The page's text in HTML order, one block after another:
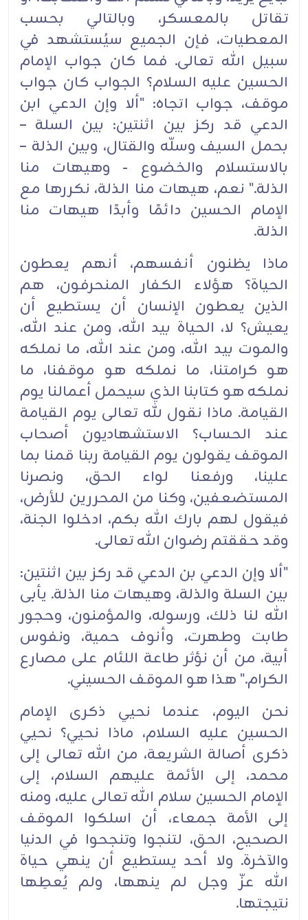
تقاتل بالمعسكر، وبالتالي بحسب
المعطيات، فإن الجميع سيُستشهد في
‏سبيل ‏الله تعالى.‏ فما كان جواب الإمام
الحسين عليه السلام؟ الجواب كان جواب
موقف، جواب اتجاه:‏ ‏"ألا وإن ‏الدعي ابن
الدعي قد ركز بين اثنتين: بين السلة –
بحمل السيف وسلّه والقتال، وبين الذلة –
بالاستسلام ‏والخضوع - وهيهات منا
الذلة."‏ نعم، هيهات منا الذلة، نكررها مع
الإمام الحسين دائمًا وأبدًا هيهات منا
الذلة.‏
ماذا يظنون أنفسهم، أنهم يعطون
الحياة؟ هؤلاء الكفار المنحرفون، هم
الذين يعطون الإنسان أن يستطيع أن
‏يعيش؟ لا، الحياة بيد الله، ‏ومن عند الله،
والموت بيد الله، ومن عند الله، ما نملكه
هو كرامتنا، ما نملكه هو ‏موقفنا، ما
نملكه هو كتابنا الذي سيحمل أعمالنا يوم
القيامة.‏ ماذا نقول لله تعالى يوم القيامة
عند الحساب؟ ‏الاستشهاديون أصحاب
الموقف يقولون يوم القيامة ربنا قمنا بما
علينا، ورفعنا لواء الحق، ونصرنا
‏المستضعفين، وكنا من المحررين للأرض،
فيقول لهم بارك الله بكم، ادخلوا الجنة،
وقد حققتم رضوان الله ‏تعالى.‏
‏"ألا وإن الدعي بن الدعي قد ركز بين اثنتين:
بين السلة والذلة، وهيهات منا الذلة. يأبى
الله لنا ذلك، ورسوله، ‏‏والمؤمنون، وحجور
طابت وطهرت، وأنوف حمية، ونفوس
أبية، من أن نؤثر طاعة اللئام على مصارع
‏‏الكرام."‏ هذا هو الموقف الحسيني.‏
نحن اليوم، عندما نحيي ذكرى الإمام
الحسين عليه السلام، ماذا نحيي؟ نحيي
ذكرى أصالة الشريعة، من الله ‏تعالى إلى
محمد، إلى الأئمة عليهم السلام، إلى
الإمام الحسين سلام الله ‏تعالى عليه، ومنه
إلى الأمة جمعاء، أن ‏اسلكوا الموقف
الصحيح، الحق، لتنجوا وتنجحوا في الدنيا
والآخرة.‏ ولا أحد يستطيع أن ينهي حياة
الله عزّ ‏وجل لم ينهها، ولم يُعطِها
نتيجتها.‏